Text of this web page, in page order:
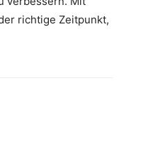
richtige Zeitpunkt,